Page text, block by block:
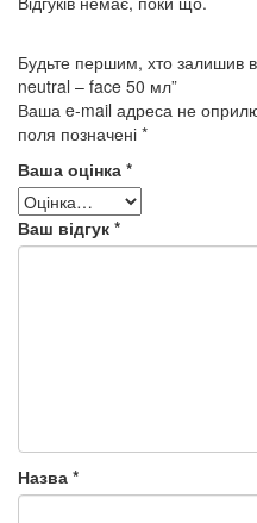
Будьте першим, хто залишив
neutral – face 50 мл”
Ваша e-mail адреса не
поля позначені *
Ваша оцінка *
Ваш відгук *
Назва *